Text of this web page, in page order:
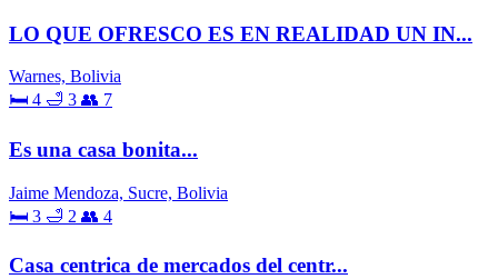
LO QUE OFRESCO ES EN REALIDAD UN IN...
Warnes, Bolivia
🛏 4 🛁 3 👥 7
Es una casa bonita...
Jaime Mendoza, Sucre, Bolivia
🛏 3 🛁 2 👥 4
Casa centrica de mercados del centr...